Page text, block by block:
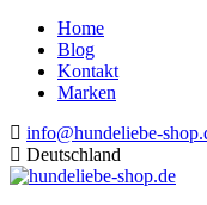
Home
Blog
Kontakt
Marken
info@hundeliebe-
Deutschland